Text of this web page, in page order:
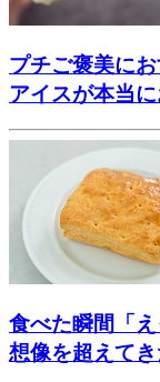
プチご褒美に
アイスが本当
食べた瞬間「
想像を超えてき